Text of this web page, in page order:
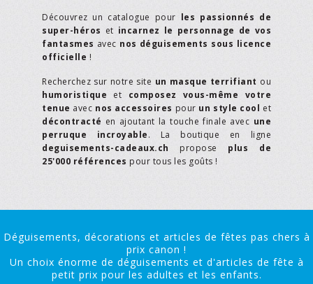
Découvrez un catalogue pour les passionnés de
super-héros et incarnez le personnage de vos
fantasmes avec nos déguisements sous licence
officielle !
Recherchez sur notre site un masque terrifiant ou
humoristique et composez vous-même votre
tenue avec nos accessoires pour un style cool et
décontracté en ajoutant la touche finale avec une
perruque incroyable. La boutique en ligne
deguisements-cadeaux.ch propose plus de
25'000 références pour tous les goûts !
Déguisements, décorations et articles de fêtes pas chers à
prix canon !
Un choix énorme de déguisements et d'articles de fête à
petit prix pour les adultes et les enfants.